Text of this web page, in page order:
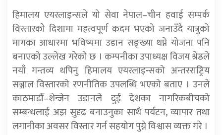
हिमालय एयरलाइन्सले यो सेवा नेपाल–चीन हवाई सम्पर्क
विस्तारको दिशामा महत्वपूर्ण कदम भएको जनाउँदै यात्रुको
मागका आधारमा भविष्यमा उडान सङ्ख्या थप्ने योजना पनि
बनाएको उल्लेख गरेको छ । कम्पनीका उपाध्यक्ष विजय श्रेष्ठले
नयाँ गन्तव्य थपिनु हिमालय एयरलाइन्सको अन्तरराष्ट्रिय
सञ्जाल विस्तारको रणनीतिक उपलब्धि भएको बताए । उनले
काठमाडौँ–शेन्जेन उडानले दुई देशका नागरिकबीचको
सम्बन्धलाई अझ सुदृढ बनाउनुका साथै पर्यटन, व्यापार तथा
लगानीका अवसर विस्तार गर्न सहयोग पुग्ने विश्वास व्यक्त गरे ।